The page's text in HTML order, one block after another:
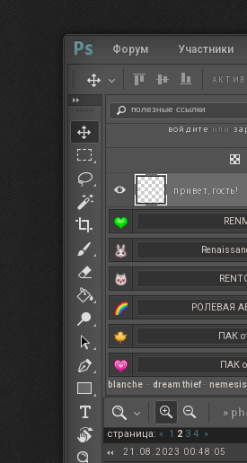
РОЛЕВАЯ
ПАК
ПАК
РОЛЕВАЯ
полезные ссылки
blanche – dream thief– nemesis
Форум Участники
привет, гость!
войдите или
»
страница: « 1 2 3 4 »
21.08.2023 00:48:05